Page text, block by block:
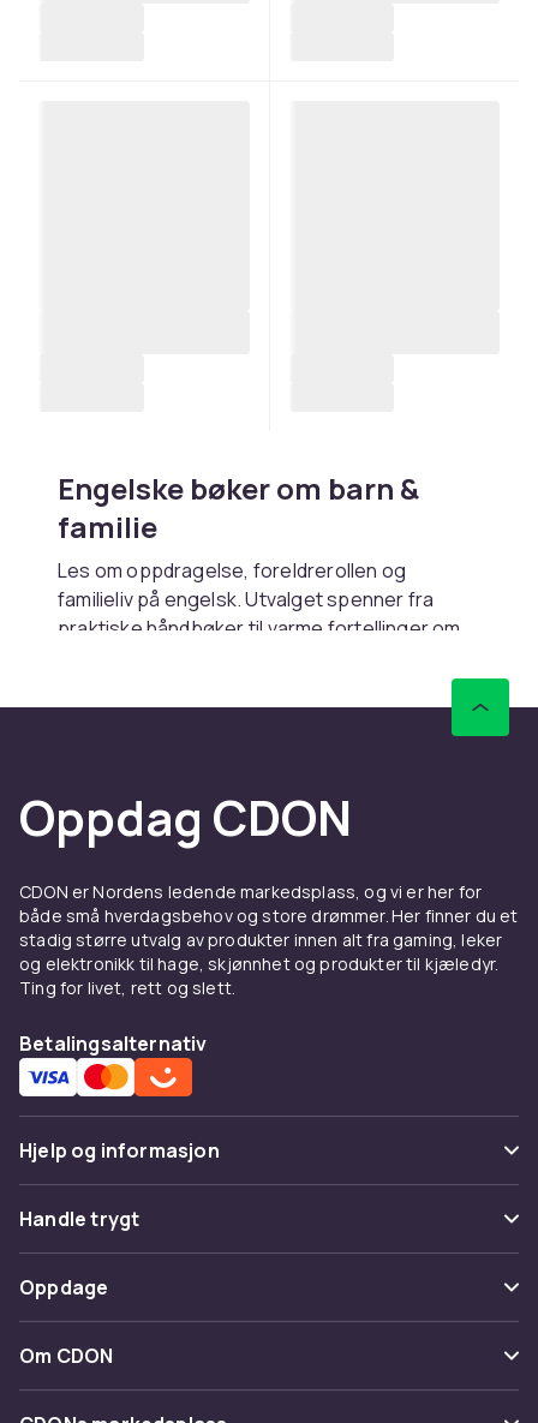
Engelske bøker om barn &
familie
Les om oppdragelse, foreldrerollen og
familieliv på engelsk. Utvalget spenner fra
praktiske håndbøker til varme fortellinger om
Kjøp engelske bøker om barn
og familie – med rask levering og trygt kjøp.
Oppdag CDON
CDON er Nordens ledende markedsplass, og vi er her for
både små hverdagsbehov og store drømmer. Her finner du et
stadig større utvalg av produkter innen alt fra gaming, leker
og elektronikk til hage, skjønnhet og produkter til kjæledyr.
Ting for livet, rett og slett.
Betalingsalternativ
Hjelp og informasjon
Vanlige spørsmål
Spor pakke
Angre & returner her
Kontakt oss
Handle trygt
Betaling
Levering
Oppdage
Kategorier
Varemerker
Om CDON
Om oss